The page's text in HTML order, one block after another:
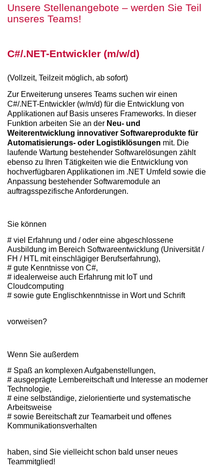
Unsere Stellenangebote – werden Sie Teil
unseres Teams!
C#/.NET-Entwickler (m/w/d)
(Vollzeit, Teilzeit möglich, ab sofort)
Zur Erweiterung unseres Teams suchen wir einen
C#/.NET-Entwickler (w/m/d) für die Entwicklung von
Applikationen auf Basis unseres Frameworks. In dieser
Funktion arbeiten Sie an der Neu- und
Weiterentwicklung innovativer Softwareprodukte für
Automatisierungs- oder Logistiklösungen mit. Die
laufende Wartung bestehender Softwarelösungen zählt
ebenso zu Ihren Tätigkeiten wie die Entwicklung von
hochverfügbaren Applikationen im .NET Umfeld sowie die
Anpassung bestehender Softwaremodule an
auftragsspezifische Anforderungen.
Sie können
# viel Erfahrung und / oder eine abgeschlossene
Ausbildung im Bereich Softwareentwicklung (Universität /
FH / HTL mit einschlägiger Berufserfahrung),
# gute Kenntnisse von C#,
# idealerweise auch Erfahrung mit IoT und
Cloudcomputing
# sowie gute Englischkenntnisse in Wort und Schrift
vorweisen?
Wenn Sie außerdem
# Spaß an komplexen Aufgabenstellungen,
# ausgeprägte Lernbereitschaft und Interesse an moderner
Technologie,
# eine selbständige, zielorientierte und systematische
Arbeitsweise
# sowie Bereitschaft zur Teamarbeit und offenes
Kommunikationsverhalten
haben, sind Sie vielleicht schon bald unser neues
Teammitglied!